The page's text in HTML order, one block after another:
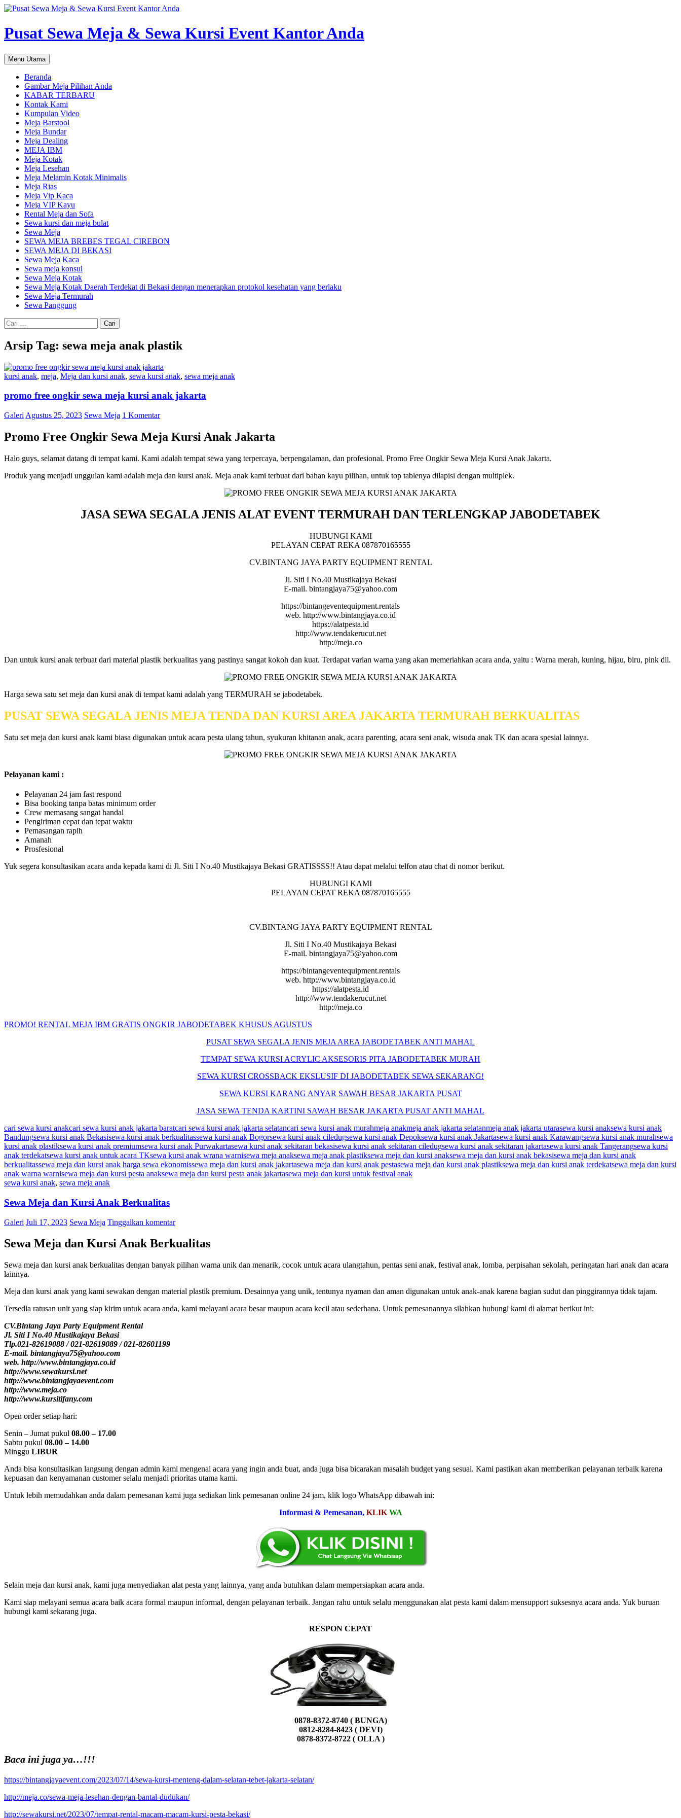
Pusat Sewa Meja & Sewa Kursi Event Kantor Anda
Cari
Menu Utama Langsung
ke
isi
Beranda
Gambar Meja Pilihan Anda
KABAR TERBARU
Kontak Kami
Kumpulan Video
Meja Barstool
Meja Bundar
Meja Dealing
MEJA IBM
Meja Kotak
Meja Lesehan
Meja Melamin Kotak Minimalis
Meja Rias
Meja Vip Kaca
Meja VIP Kayu
Rental Meja dan Sofa
Sewa kursi dan meja bulat
Sewa Meja
SEWA MEJA BREBES TEGAL CIREBON
SEWA MEJA DI BEKASI
Sewa Meja Kaca
Sewa meja konsul
Sewa Meja Kotak
Sewa Meja Kotak Daerah Terdekat di Bekasi dengan menerapkan protokol kesehatan yang berlaku
Sewa Meja Termurah
Sewa Panggung
Cari
untuk:
Arsip Tag: sewa meja anak plastik
kursi anak, meja, Meja dan kursi anak, sewa kursi anak, sewa meja anak
promo free ongkir sewa meja kursi anak jakarta
Galeri Agustus 25, 2023 Sewa Meja 1 Komentar
Promo Free Ongkir Sewa Meja Kursi Anak Jakarta
Halo guys, selamat datang di tempat kami. Kami adalah tempat sewa yang terpercaya, berpengalaman, dan profesional. Promo Free Ongkir Sewa Meja Kursi Anak Jakarta.
Produk yang menjadi unggulan kami adalah meja dan kursi anak. Meja anak kami terbuat dari bahan kayu pilihan, untuk top tablenya dilapisi dengan multiplek.
JASA SEWA SEGALA JENIS ALAT EVENT TERMURAH DAN TERLENGKAP JABODETABEK
HUBUNGI KAMI
PELAYAN CEPAT REKA 087870165555
CV.BINTANG JAYA PARTY EQUIPMENT RENTAL
Jl. Siti I No.40 Mustikajaya Bekasi
E-mail. bintangjaya75@yahoo.com
https://bintangeventequipment.rentals
web. http://www.bintangjaya.co.id
https://alatpesta.id
http://www.tendakerucut.net
http://meja.co
Dan untuk kursi anak terbuat dari material plastik berkualitas yang pastinya sangat kokoh dan kuat. Terdapat varian warna yang akan memeriahkan acara anda, yaitu : Warna merah, kuning, hijau, biru, pink dll.
Harga sewa satu set meja dan kursi anak di tempat kami adalah yang TERMURAH se jabodetabek.
PUSAT SEWA SEGALA JENIS MEJA TENDA DAN KURSI AREA JAKARTA TERMURAH BERKUALITAS
Satu set meja dan kursi anak kami biasa digunakan untuk acara pesta ulang tahun, syukuran khitanan anak, acara parenting, acara seni anak, wisuda anak TK dan acara spesial lainnya.
Pelayanan kami :
Pelayanan 24 jam fast respond
Bisa booking tanpa batas minimum order
Crew memasang sangat handal
Pengiriman cepat dan tepat waktu
Pemasangan rapih
Amanah
Prosfesional
Yuk segera konsultasikan acara anda kepada kami di Jl. Siti I No.40 Mustikajaya Bekasi GRATISSSS!! Atau dapat melalui telfon atau chat di nomor berikut.
HUBUNGI KAMI
PELAYAN CEPAT REKA 087870165555
CV.BINTANG JAYA PARTY EQUIPMENT RENTAL
Jl. Siti I No.40 Mustikajaya Bekasi
E-mail. bintangjaya75@yahoo.com
https://bintangeventequipment.rentals
web. http://www.bintangjaya.co.id
https://alatpesta.id
http://www.tendakerucut.net
http://meja.co
PROMO! RENTAL MEJA IBM GRATIS ONGKIR JABODETABEK KHUSUS AGUSTUS
PUSAT SEWA SEGALA JENIS MEJA AREA JABODETABEK ANTI MAHAL
TEMPAT SEWA KURSI ACRYLIC AKSESORIS PITA JABODETABEK MURAH
SEWA KURSI CROSSBACK EKSLUSIF DI JABODETABEK SEWA SEKARANG!
SEWA KURSI KARANG ANYAR SAWAH BESAR JAKARTA PUSAT
JASA SEWA TENDA KARTINI SAWAH BESAR JAKARTA PUSAT ANTI MAHAL
cari sewa kursi anakcari sewa kursi anak jakarta baratcari sewa kursi anak jakarta selatancari sewa kursi anak murahmeja anakmeja anak jakarta selatanmeja anak jakarta utarasewa kursi anaksewa kursi anak
Bandungsewa kursi anak Bekasisewa kursi anak berkualitassewa kursi anak Bogorsewa kursi anak ciledugsewa kursi anak Depoksewa kursi anak Jakartasewa kursi anak Karawangsewa kursi anak murahsewa
kursi anak plastiksewa kursi anak premiumsewa kursi anak Purwakartasewa kursi anak sekitaran bekasisewa kursi anak sekitaran ciledugsewa kursi anak sekitaran jakartasewa kursi anak Tangerangsewa kursi
anak terdekatsewa kursi anak untuk acara TKsewa kursi anak wrana warnisewa meja anaksewa meja anak plastiksewa meja dan kursi anaksewa meja dan kursi anak bekasisewa meja dan kursi anak
berkualitassewa meja dan kursi anak harga sewa ekonomissewa meja dan kursi anak jakartasewa meja dan kursi anak pestasewa meja dan kursi anak plastiksewa meja dan kursi anak terdekatsewa meja dan kursi
anak warna warnisewa meja dan kursi pesta anaksewa meja dan kursi pesta anak jakartasewa meja dan kursi untuk festival anak
sewa kursi anak, sewa meja anak
Sewa Meja dan Kursi Anak Berkualitas
Galeri Juli 17, 2023 Sewa Meja Tinggalkan komentar
Sewa Meja dan Kursi Anak Berkualitas
Sewa meja dan kursi anak berkualitas dengan banyak pilihan warna unik dan menarik, cocok untuk acara ulangtahun, pentas seni anak, festival anak, lomba, perpisahan sekolah, peringatan hari anak dan acara
lainnya.
Meja dan kursi anak yang kami sewakan dengan material plastik premium. Desainnya yang unik, tentunya nyaman dan aman digunakan untuk anak-anak karena bagian sudut dan pinggirannya tidak tajam.
Tersedia ratusan unit yang siap kirim untuk acara anda, kami melayani acara besar maupun acara kecil atau sederhana. Untuk pemesanannya silahkan hubungi kami di alamat berikut ini:
CV.Bintang Jaya Party Equipment Rental
Jl. Siti I No.40 Mustikajaya Bekasi
Tlp.021-82619088 / 021-82619089 / 021-82601199
E-mail. bintangjaya75@yahoo.com
web. http://www.bintangjaya.co.id
http://www.sewakursi.net
http://www.bintangjayaevent.com
http://www.meja.co
http://www.kursitifany.com
Open order setiap hari:
Senin – Jumat pukul 08.00 – 17.00
Sabtu pukul 08.00 – 14.00
Minggu LIBUR
Anda bisa konsultasikan langsung dengan admin kami mengenai acara yang ingin anda buat, anda juga bisa bicarakan masalah budget yang sesuai. Kami pastikan akan memberikan pelayanan terbaik karena
kepuasan dan kenyamanan customer selalu menjadi prioritas utama kami.
Untuk lebih memudahkan anda dalam pemesanan kami juga sediakan link pemesanan online 24 jam, klik logo WhatsApp dibawah ini:
Informasi & Pemesanan, KLIK WA
Selain meja dan kursi anak, kami juga menyediakan alat pesta yang lainnya, yang anda butuhkan dalam mempersiapkan acara anda.
Kami siap melayani semua acara baik acara formal maupun informal, dengan pelayanan terbaik. Jangan rahu untuk selalu menggunakan alat pesta kami dalam mensupport suksesnya acara anda. Yuk buruan
hubungi kami sekarang juga.
RESPON CEPAT
0878-8372-8740 ( BUNGA)
0812-8284-8423 ( DEVI)
0878-8372-8722 ( OLLA )
Baca ini juga ya…!!!
https://bintangjayaevent.com/2023/07/14/sewa-kursi-menteng-dalam-selatan-tebet-jakarta-selatan/
http://meja.co/sewa-meja-lesehan-dengan-bantal-dudukan/
http://sewakursi.net/2023/07/tempat-rental-macam-macam-kursi-pesta-bekasi/